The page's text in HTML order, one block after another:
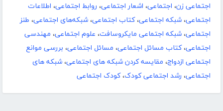
اجتماعی زن، اجتماعی، اشعار اجتماعی، روابط اجتماعی، اطلاعات
اجتماعی، شبکه اجتماعی،کتاب اجتماعی، شبکه‌های اجتماعی، طنز
اجتماعی، شبکه اجتماعی مایکروسافت، علوم اجتماعی، مهندسی
اجتماعی،کتاب مسائل اجتماعی، مسائل اجتماعی، بررسی موانع
اجتماعی ازدواج، مقایسه کردن شبکه های اجتماعی، شبکه های
اجتماعی، رشد اجتماعی کودک،کودک اجتماعی